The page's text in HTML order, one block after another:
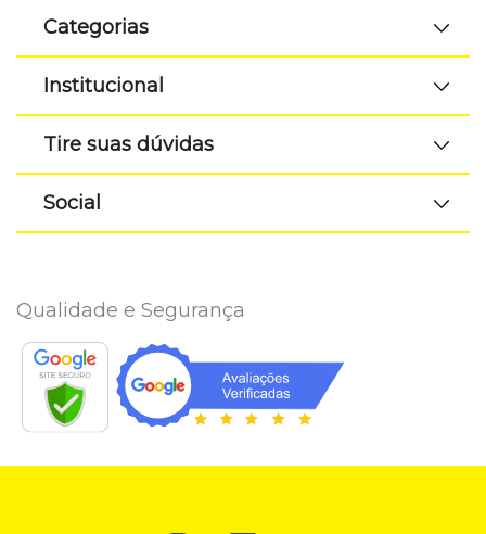
Categorias
Institucional
Tire suas dúvidas
Social
Qualidade e Segurança